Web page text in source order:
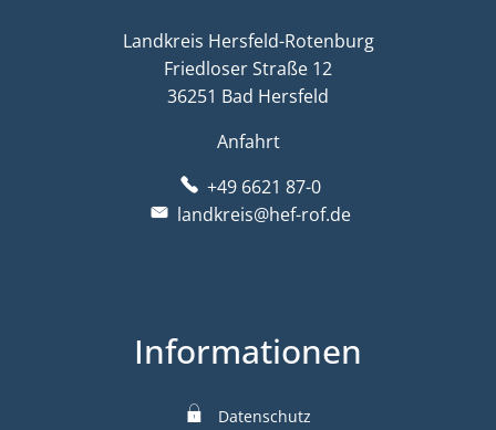
Landkreis Hersfeld-Rotenburg
Friedloser Straße 12
36251 Bad Hersfeld
Anfahrt
+49 6621 87-0
landkreis@hef-rof.de
Informationen
Datenschutz